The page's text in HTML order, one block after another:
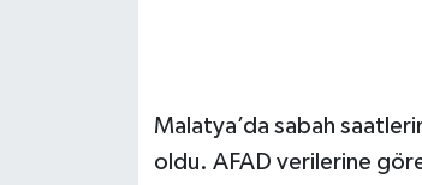
Malatya’da sabah
oldu. AFAD verilerine
Ulusal Haberler